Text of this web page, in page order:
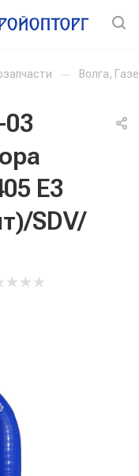
— Волга,
03
Е3
SDV/